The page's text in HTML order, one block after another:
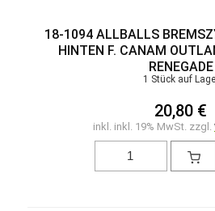
18-1094 ALLBALLS
HINTEN F. CANAM
RENEGADE
1 Stück auf
20,80 €
inkl. inkl. 19% MwSt. zzgl.